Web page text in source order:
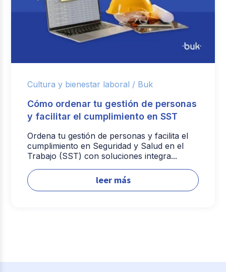
Cultura y bienestar laboral / Buk
Cómo ordenar tu gestión de personas
y facilitar el cumplimiento en SST
Ordena tu gestión de personas y facilita el
cumplimiento en Seguridad y Salud en el
Trabajo (SST) con soluciones integra...
leer más